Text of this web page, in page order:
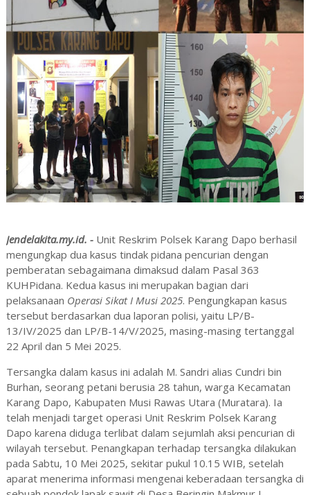
Jendelakita.my.id. -Unit Reskrim Polsek Karang Dapo berhasil
mengungkap dua kasus tindak pidana pencurian dengan
pemberatan sebagaimana dimaksud dalam Pasal 363
KUHPidana. Kedua kasus ini merupakan bagian dari
pelaksanaan Operasi SikatI Musi 2025. Pengungkapan kasus
tersebut berdasarkan dua laporan polisi, yaitu LP/B-
13/IV/2025 dan LP/B-14/V/2025, masing-masing tertanggal
22 April dan 5 Mei 2025.
Tersangka dalam kasus ini adalah M. Sandri alias Cundri bin
Burhan, seorang petani berusia 28 tahun, warga Kecamatan
Karang Dapo, Kabupaten Musi Rawas Utara (Muratara). Ia
telah menjadi target operasi Unit Reskrim Polsek Karang
Dapo karena diduga terlibat dalam sejumlah aksi pencurian di
wilayah tersebut. Penangkapan terhadap tersangka dilakukan
pada Sabtu, 10 Mei 2025, sekitar pukul 10.15 WIB, setelah
aparat menerima informasi mengenai keberadaan tersangka di